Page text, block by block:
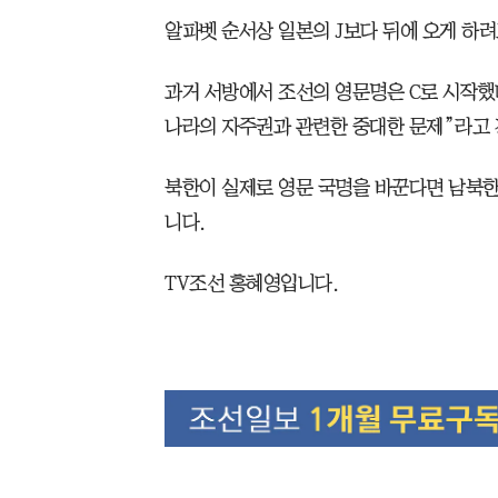
알파벳 순서상 일본의 J보다 뒤에 오게 하
과거 서방에서 조선의 영문명은 C로 시작
나라의 자주권과 관련한 중대한 문제”라고
북한이 실제로 영문 국명을 바꾼다면 남북
니다.
TV조선 홍혜영입니다.